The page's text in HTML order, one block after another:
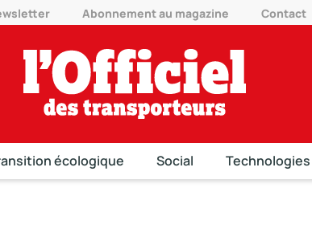
Abonnement au magazine Contact
écologique Social Technologies